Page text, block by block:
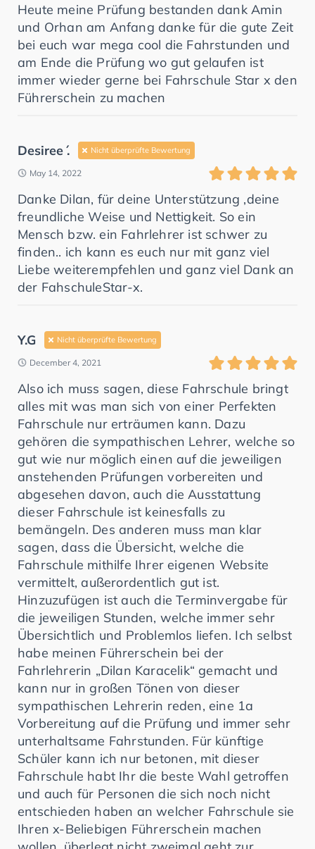
Heute meine Prüfung bestanden dank Amin
und Orhan am Anfang danke für die gute Zeit
bei euch war mega cool die Fahrstunden und
am Ende die Prüfung wo gut gelaufen ist
immer wieder gerne bei Fahrschule Star x den
Führerschein zu machen
Desiree ́. Nicht überprüfte Bewertung
May 14, 2022
Danke Dilan, für deine Unterstützung ,deine
freundliche Weise und Nettigkeit. So ein
Mensch bzw. ein Fahrlehrer ist schwer zu
finden.. ich kann es euch nur mit ganz viel
Liebe weiterempfehlen und ganz viel Dank an
der FahschuleStar-x.
Y.G Nicht überprüfte Bewertung
December 4, 2021
Also ich muss sagen, diese Fahrschule bringt
alles mit was man sich von einer Perfekten
Fahrschule nur erträumen kann. Dazu
gehören die sympathischen Lehrer, welche so
gut wie nur möglich einen auf die jeweiligen
anstehenden Prüfungen vorbereiten und
abgesehen davon, auch die Ausstattung
dieser Fahrschule ist keinesfalls zu
bemängeln. Des anderen muss man klar
sagen, dass die Übersicht, welche die
Fahrschule mithilfe Ihrer eigenen Website
vermittelt, außerordentlich gut ist.
Hinzuzufügen ist auch die Terminvergabe für
die jeweiligen Stunden, welche immer sehr
Übersichtlich und Problemlos liefen. Ich selbst
habe meinen Führerschein bei der
Fahrlehrerin „Dilan Karacelik“ gemacht und
kann nur in großen Tönen von dieser
sympathischen Lehrerin reden, eine 1a
Vorbereitung auf die Prüfung und immer sehr
unterhaltsame Fahrstunden. Für künftige
Schüler kann ich nur betonen, mit dieser
Fahrschule habt Ihr die beste Wahl getroffen
und auch für Personen die sich noch nicht
entschieden haben an welcher Fahrschule sie
Ihren x-Beliebigen Führerschein machen